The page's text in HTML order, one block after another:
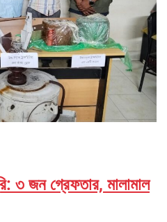
৩ জন গ্রেফতার, মালামাল